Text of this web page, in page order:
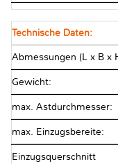
Technische Daten:
Abmessungen (L x B x
Gewicht:
max. Astdurchmesser:
max. Einzugsbereite:
Einzugsquerschnitt